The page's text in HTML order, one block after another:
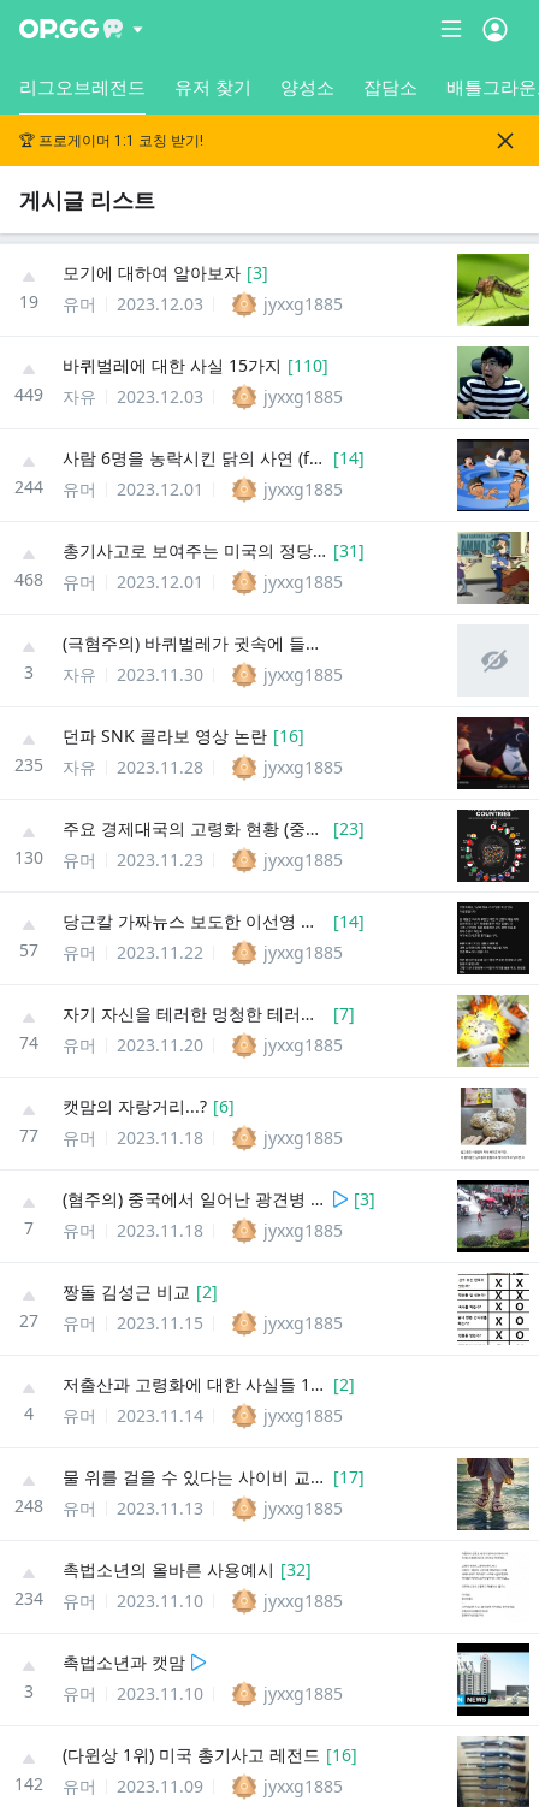
리그오브레전드 유저 찾기 양성소 잡담소 배틀그라
🏆 프로게이머 1:1 코칭 받기!
게시글 리스트
19
모기에 대하여 알아보자 [3]
유머
2023.12.03 jyxxg1885
449
바퀴벌레에 대한 사실 15가지 [110]
자유
2023.12.03 jyxxg1885
244
사람 6명을 농락시킨 닭의 사연 (ft. 다윈상) [14]
유머
2023.12.01 jyxxg1885
468
총기사고로 보여주는 미국의 정당방위 사례 [31]
유머
2023.12.01 jyxxg1885
3
(극혐주의) 바퀴벌레가 귓속에 들어간 사례
자유
2023.11.30 jyxxg1885
235
던파 SNK 콜라보 영상 논란 [16]
자유
2023.11.28 jyxxg1885
130
주요 경제대국의 고령화 현황 (중위연령) [23]
유머
2023.11.23 jyxxg1885
57
당근칼 가짜뉴스 보도한 이선영 기레기, 사과문 성명 제출 [14]
유머
2023.11.22 jyxxg1885
74
자기 자신을 테러한 멍청한 테러리스트 (2019년 다윈상) [7]
유머
2023.11.20 jyxxg1885
77
캣맘의 자랑거리...? [6]
유머
2023.11.18 jyxxg1885
7
(혐주의) 중국에서 일어난 광견병 소동 [3]
유머
2023.11.18 jyxxg1885
27
짱돌 김성근 비교 [2]
유머
2023.11.15 jyxxg1885
4
저출산과 고령화에 대한 사실들 10가지 [2]
유머
2023.11.14 jyxxg1885
248
물 위를 걸을 수 있다는 사이비 교주의 최후(다윈상 수여) [17]
유머
2023.11.13 jyxxg1885
234
촉법소년의 올바른 사용예시 [32]
유머
2023.11.10 jyxxg1885
3
촉법소년과 캣맘
유머
2023.11.10 jyxxg1885
142
(다윈상 1위) 미국 총기사고 레전드 [16]
유머
2023.11.09 jyxxg1885